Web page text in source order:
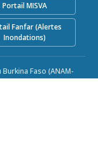
Portail MISVA
Fanfar (Alertes
Inondations)
Faso (ANAM-